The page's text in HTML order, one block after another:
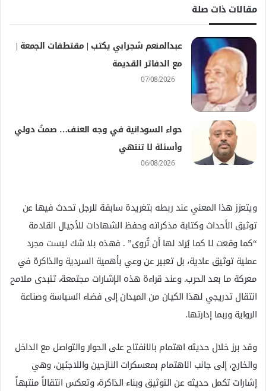
مقالات ذات صلة
عبدالمنعم شجرابي يكتب | مقتطفات الجمعة |
مع الدفاتر القديمة
07/08/2026
حواء السودانية في وجه العنف… صمتٌ دولي
وأسئلة لا تنتهي
06/08/2026
ويتعزز هذا المعني عند ربطه بتغريدة سابقة للرجل تحدث فيها عن
توثيق الأحداث وكتابة مذكراته وحفظ الشهادات للأجيال القادمة
“كما وقعت لا كما يُراد لها أن تُروى” . فهذه بلا شك ليست مجرد
عملية توثيق عادية، بل تعبير عن وعي بأهمية السردية والذاكرة في
معركة ما بعد الحرب. وعند قراءة هذه الإشارات مجتمعة، تتبدى ملامح
انتقال تدريجي لهذا الكيان من الميدان إلى فضاء السياسة وصناعة
الرواية وربما إدارتها.
وقد برز خلال حديثه اهتمام بالانفتاح على الحوار والتواصل مع الداخل
والخارج، إلى جانب الاهتمام بمعسكرات النازحين واللاجئين، وهي
إشارات تكمل حديثه عن التوثيق وبناء الذاكرة، وتعكس انتقالاً منتبهاً